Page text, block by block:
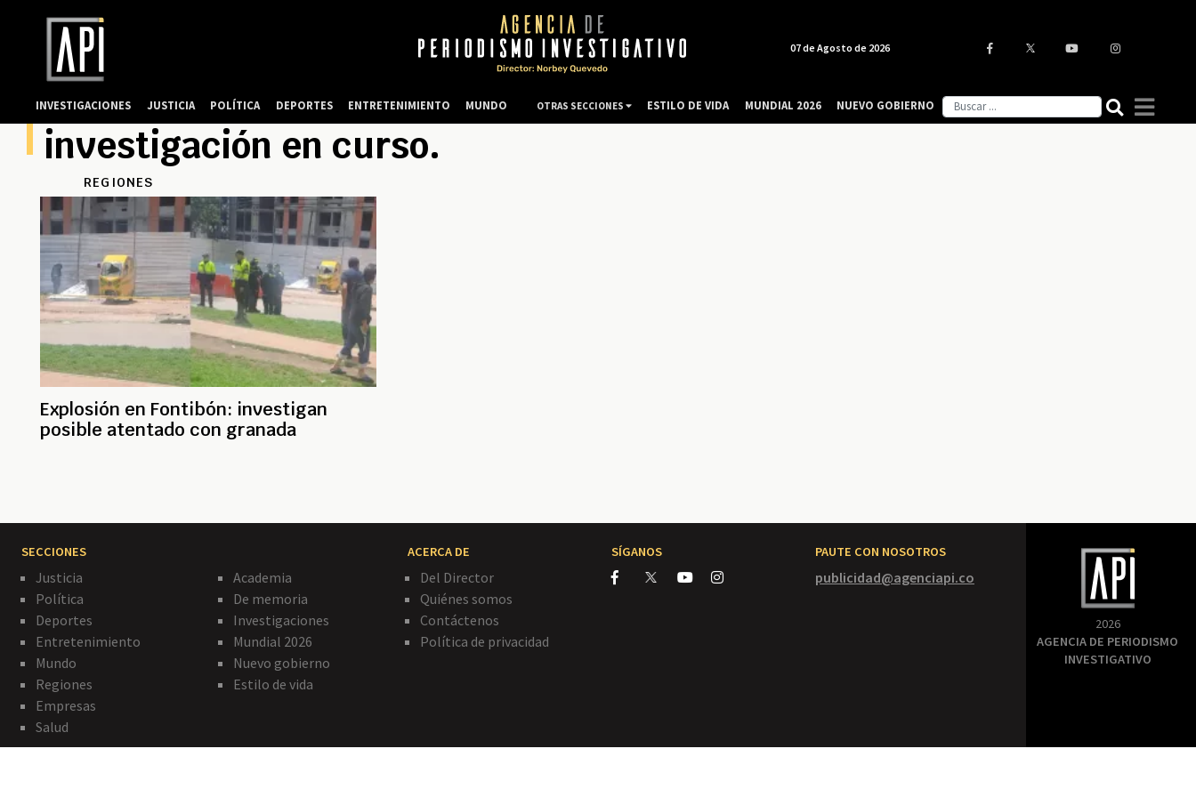
investigación en curso.
REGIONES
Explosión en Fontibón: investigan
posible atentado con granada
SECCIONES
Justicia
Política
Deportes
Entretenimiento
Mundo
Regiones
Empresas
Salud
Academia
De memoria
Investigaciones
Mundial 2026
Nuevo gobierno
Estilo de vida
ACERCA DE
Del Director
Quiénes somos
Contáctenos
Política de privacidad
SÍGANOS PAUTE CON NOSOTROS
publicidad@agenciapi.co
2026
AGENCIA DE PERIODISMO
INVESTIGATIVO
07 de Agosto de 2026
INVESTIGACIONES JUSTICIA POLÍTICA DEPORTES ENTRETENIMIENTO MUNDO OTRAS SECCIONES ESTILO DE VIDA MUNDIAL 2026 NUEVO GOBIERNO